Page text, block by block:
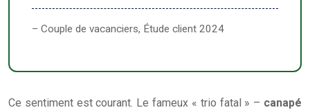
– Couple de vacanciers, Étude client 2024
Ce sentiment est courant. Le fameux « trio fatal » – canapé